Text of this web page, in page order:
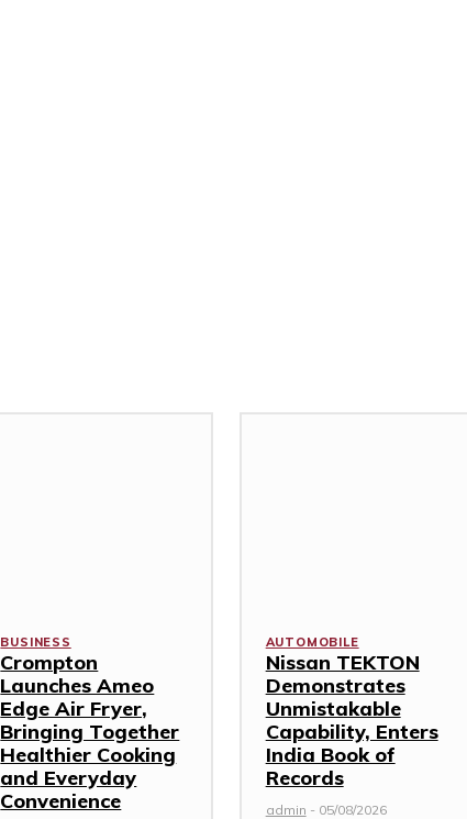
BUSINESS
Crompton
Launches Ameo
Edge Air Fryer,
Bringing Together
Healthier Cooking
and Everyday
Convenience
AUTOMOBILE
Nissan TEKTON
Demonstrates
Unmistakable
Capability, Enters
India Book of
Records
admin - 05/08/2026